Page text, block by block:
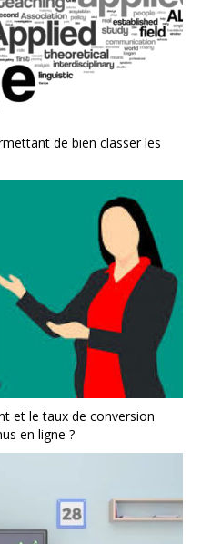
de bien classer les
et le taux de conversion
en ligne ?